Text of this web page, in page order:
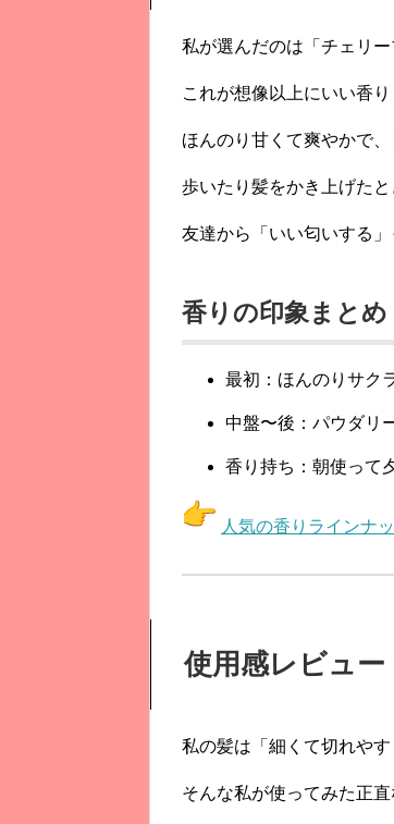
私が選んだのは「チェリー
これが想像以上にいい香り
ほんのり甘くて爽やかで、
歩いたり髪をかき上げたと
友達から「いい匂いする
香りの印象まとめ
最初：ほんのりサク
中盤〜後：パウダリ
香り持ち：朝使って
人気の香りラインナ
使用感レビュー
私の髪は「細くて切れや
そんな私が使ってみた正